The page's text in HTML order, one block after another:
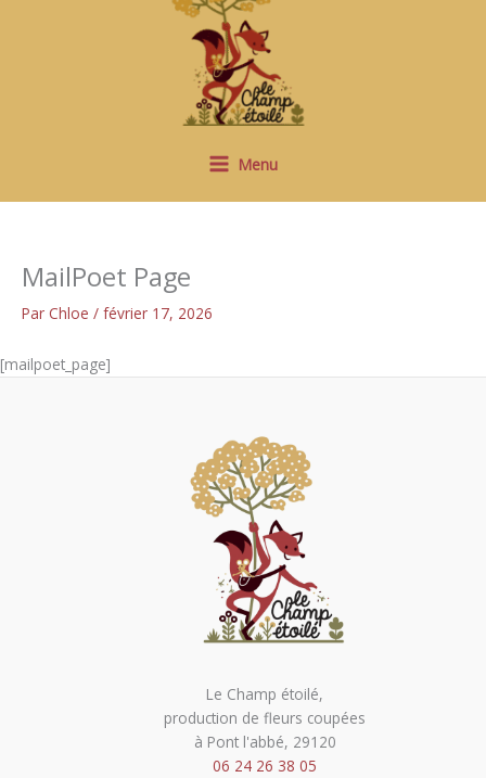
Menu
MailPoet Page
Par Chloe / février 17, 2026
[mailpoet_page]
Le Champ étoilé,
production de fleurs coupées
à Pont l'abbé, 29120
06 24 26 38 05